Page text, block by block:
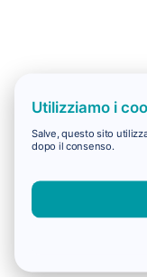
Utilizziamo i
Salve, questo sito
dopo il consenso.